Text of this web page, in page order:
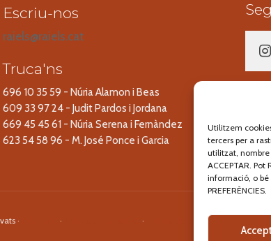
Utilitzem
tercers per a
utilitzat, nombre
ACCEPTAR.
informació, o bé
PREFERÈNCIES.
Escriu-nos
raiels@raiels.cat
Truca'ns
696 10 35 59 - Núria Alamon i Beas
609 33 97 24 - Judit Pardos i Jordana
669 45 45 61 - Núria Serena i Fernàndez
623 54 58 96 - M. José Ponce i Garcia
· · · Política de cookies